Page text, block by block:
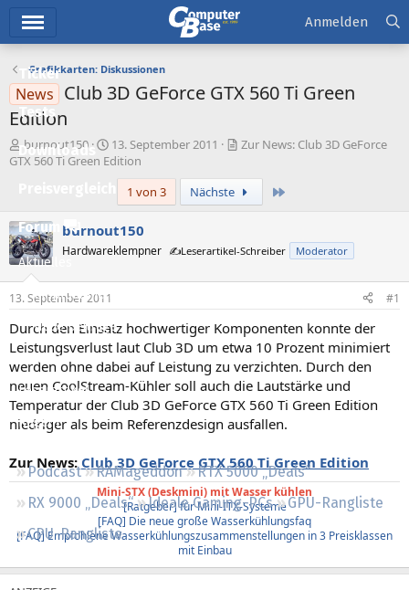
Ticker
Tests
Downloads
Forum
Aktuelles
Empfohlene Inhalte
Neue Beiträge
Neueste Aktivitäten
Leserartikel
Regeln
Podcast RAMageddon
RTX 5000 „Deals“
RX 9000 „Deals“
Ideale Gaming-PCs
GPU-Rangliste
CPU-Rangliste
Anmelden
Grafikkarten: Diskussionen
News Club 3D GeForce GTX 560 Ti Green
Edition
E
r
l
l
e
r
burnout150
E
r
l
t
13. September 2011
Zur News: Club 3D GeForce
GTX 560 Ti Green Edition
1 von 3
Nächste
burnout150
Hardwareklempner ✍️Leserartikel-Schreiber Moderator
13. September 2011 #1
Durch den Einsatz hochwertiger Komponenten konnte der
Leistungsverlust laut Club 3D um etwa 10 Prozent minimiert
werden ohne dabei auf Leistung zu verzichten. Durch den
neuen CoolStream-Kühler soll auch die Lautstärke und
Temperatur der Club 3D GeForce GTX 560 Ti Green Edition
niedriger als beim Referenzdesign ausfallen.
Zur News: Club 3D GeForce GTX 560 Ti Green Edition
Mini-STX (Deskmini) mit Wasser kühlen
[Ratgeber] für Mini-ITX-Systeme
[FAQ] Die neue große Wasserkühlungsfaq
[FAQ] Empfohlene Wasserkühlungszusammenstellungen in 3 Preisklassen
mit Einbau